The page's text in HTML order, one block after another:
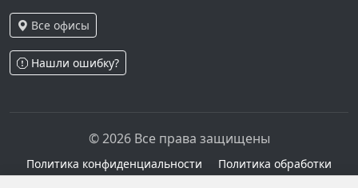
Все офисы
Нашли ошибку?
© 2026 Все права защищены
Политика конфиденциальности
Политика обработки